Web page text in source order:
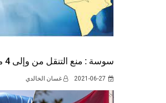
سوسة : منع التنقل من وإلى 4 معتمديات
2021-06-27 غسان الخالدي